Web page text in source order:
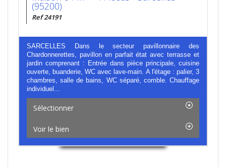
(95200)
Ref 24191
SARCELLES Dans le secteur pavillonnaire des
Chardonnerettes, pavillon en parfait état avec terrasse et
jardin comprenant : Entrée dans pièce principale, cuisine
ouverte, buanderie, WC avec lave-main. A l'étage : palier, 3
chambres, salle de bains, WC séparé, comble. Chauffage
individuel...
Sélectionner
Voir le bien